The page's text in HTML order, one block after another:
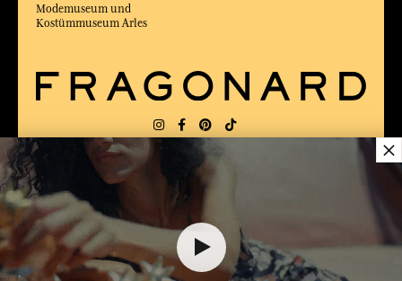
Modemuseum und
Kostümmuseum Arles
LIEFERUNG: FR
×